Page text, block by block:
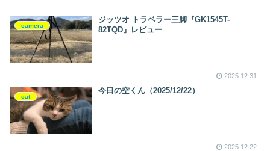
camera
ジッツオ トラベラー三脚『GK1545T-
82TQD』レビュー
2025.12.31
cat
今日の空くん（2025/12/22）
2025.12.22